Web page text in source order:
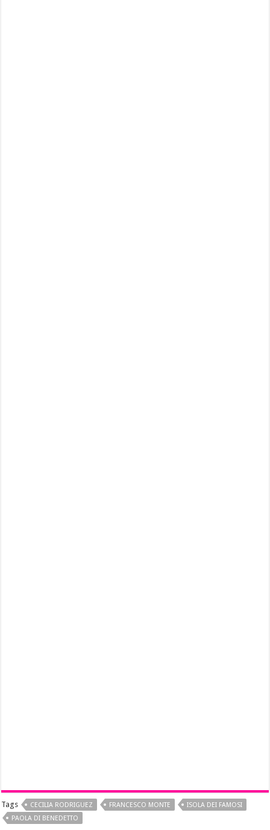
Tags CECILIA RODRIGUEZ FRANCESCO MONTE
ISOLA DEI FAMOSI
PAOLA DI BENEDETTO